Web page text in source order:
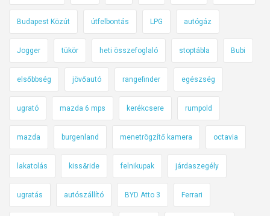
Budapest Közút útfelbontás LPG autógáz
Jogger tükör heti összefoglaló stoptábla Bubi
elsőbbség jövőautó rangefinder egészség
ugrató mazda 6 mps kerékcsere rumpold
mazda burgenland menetrögzítő kamera octavia
lakatolás kiss&ride felnikupak járdaszegély
ugratás autószállító BYD Atto 3 Ferrari